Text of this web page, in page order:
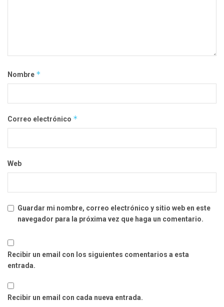
Nombre *
Correo electrónico *
Web
Guardar mi nombre, correo electrónico y sitio web en este
navegador para la próxima vez que haga un comentario.
Recibir un email con los siguientes comentarios a esta
entrada.
Recibir un email con cada nueva entrada.